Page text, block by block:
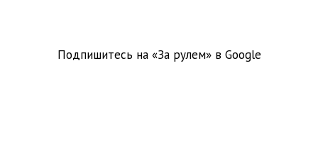
Подпишитесь на «За рулем» в Google